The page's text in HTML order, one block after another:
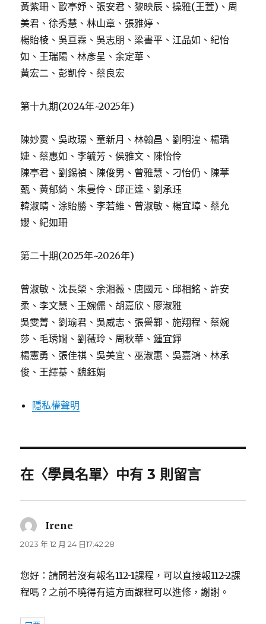
黃紫珊、歐亭妤、張安君、黎映辰、操雅(王萱)、周
美君、徐秀慧、林山章、張雅婷、
楊貽棱、吳亘霖、吳志朋、梁書平、江品如、紀怡
如、王瑞陽、林彥呈、余定華、
黃宏二、彭凱伶、蔡良宏
第十九期(2024年~2025年)
陳妙霙、吳政璟、童新月、林翰昌、劉明湟、楊瑀
婕、蔡惠如、李毓芳、侯雅文、陳怡伶
陳亭君、劉錫禎、陳俊男、曾雅慧、刁怡仍、陳葶
甄、黃郁綺、朱曼伶、邱正達、劉承珏
韓淑晴、涂貽勝、李若維、曾淑敏、楊宜璋、蔡允
孆、紀如珊
第二十期(2025年~2026年)
曾淑敏、沈長榮、余湘薇、唐國元、邱相銘、許安
柔、李文慧、王婉儒、胡嘉欣、廖淑雅
吳雯菁、劉瑜君、吳威志、張譽鄴、施翔程、蔡婉
莎、毛琇嫺、劉薇玲、周秋華、鍾宜錚
楊憲勇、張佳祺、吳美宜、巫淑惠、吳嘉鴻、林承
俊、王繹棊、魏鈺娟
隱私權聲明
在〈學員名單〉中有 3 則留言
Irene
示:
2023 年 12 月 24 日17:42:28
您好：請問若沒有報名112-1課程，可以直接報112-2課
程嗎？之前不曉得有這方面課程可以進修，謝謝。